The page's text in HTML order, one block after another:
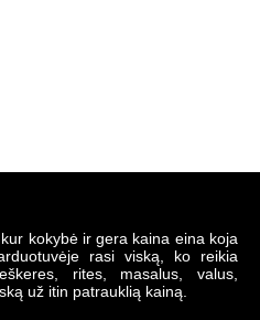
kokybė ir gera kaina eina koja
rasi viską, ko reikia
rites, masalus, valus,
už itin patrauklią kainą.